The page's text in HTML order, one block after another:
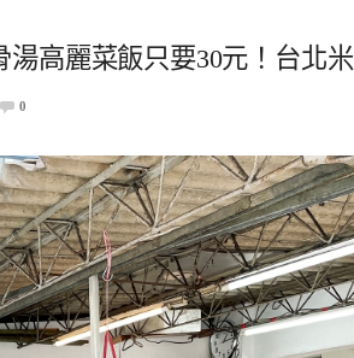
湯高麗菜飯只要30元！台北
0